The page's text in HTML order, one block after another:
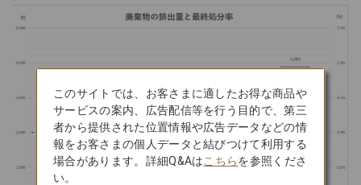
このサイトでは、お客さまに適したお得な商品や
サービスの案内、広告配信等を行う目的で、第三
者から提供された位置情報や広告データなどの情
報をお客さまの個人データと結びつけて利用する
場合があります。詳細Q&Aはこちらを参照くださ
い。